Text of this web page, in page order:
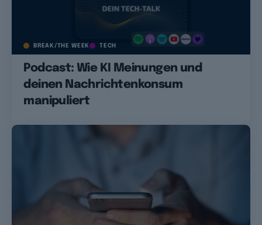
BREAK/THE WEEK TECH
Podcast: Wie KI Meinungen und
deinen Nachrichtenkonsum
manipuliert